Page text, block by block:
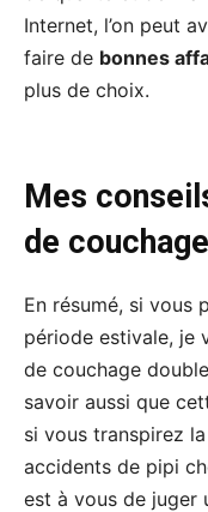
Internet, l’on peut
faire de bonnes
plus de choix.
Mes
de
En résumé, si vous
période estivale, je
de couchage
savoir aussi que
si vous transpirez
accidents de pipi
est à vous de juger